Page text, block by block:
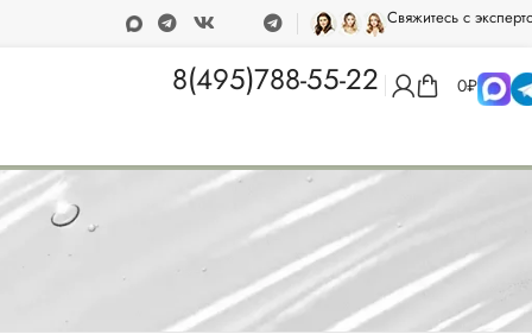
000 рублей Программа лояльности Свяжитесь с
8(495)788-55-22 0₽